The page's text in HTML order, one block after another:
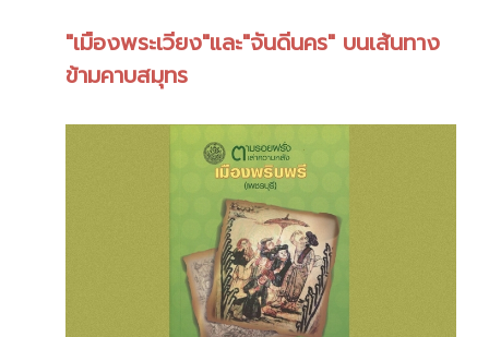
"เมืองพระเวียง"และ"จันดีนคร" บนเส้นทาง
ข้ามคาบสมุทร